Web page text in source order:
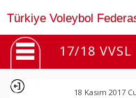
Türkiye Voleybol
17/18 VVSL
18 Kasım 2017